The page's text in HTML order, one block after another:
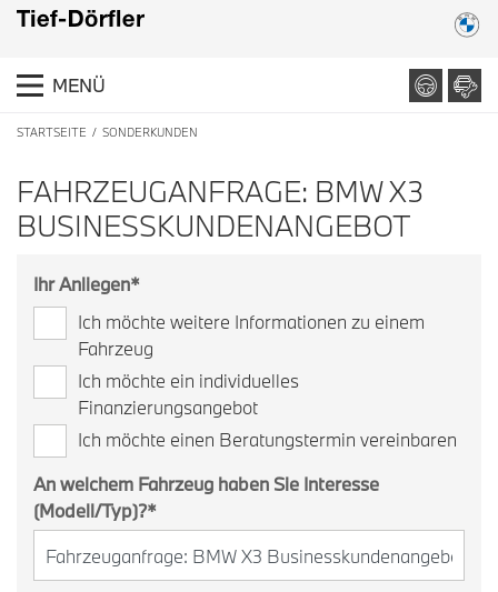
MENÜ
STARTSEITE SONDERKUNDEN
FAHRZEUGANFRAGE: BMW X3
BUSINESSKUNDENANGEBOT
Ihr Anliegen*
Ich möchte weitere Informationen zu einem
Fahrzeug
Ich möchte ein individuelles
Finanzierungsangebot
Ich möchte einen Beratungstermin vereinbaren
An welchem Fahrzeug haben Sie Interesse
(Modell/Typ)?*